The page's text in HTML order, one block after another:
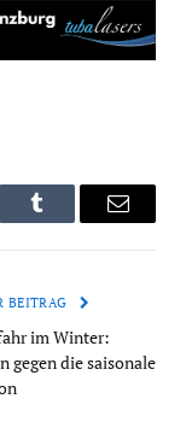
Tumblr Email
BEITRAG
im Winter:
gegen die saisonale